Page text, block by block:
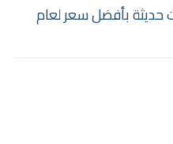
حديثة بأفضل سعر لعام